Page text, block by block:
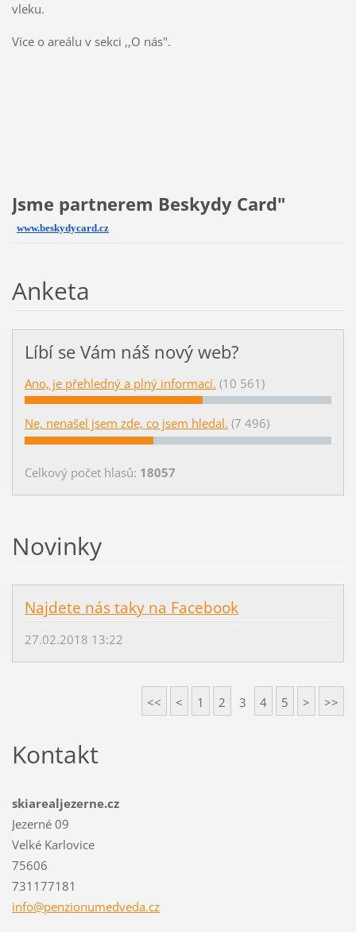
vleku.
Více o areálu v sekci ,,O nás".
Jsme partnerem Beskydy Card"
www.beskydycard.cz
Anketa
Líbí se Vám náš nový web?
Ano, je přehledný a plný informací. (10 561)
Ne, nenašel jsem zde, co jsem hledal. (7 496)
Celkový počet hlasů: 18057
Novinky
Najdete nás taky na Facebook
27.02.2018 13:22
<< < 1 2 3 4 5 > >>
Kontakt
skiarealjezerne.cz
Jezerné 09
Velké Karlovice
75606
731177181
info@penzionumedveda.cz